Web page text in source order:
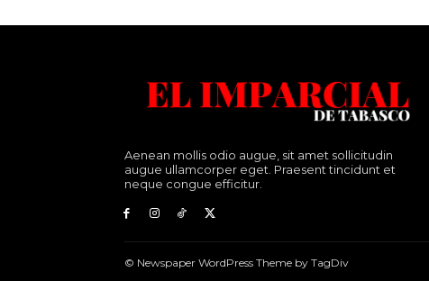
Aenean mollis odio augue, sit amet sollicitudin
augue ullamcorper eget. Praesent tincidunt et
neque congue efficitur.
© Newspaper WordPress Theme by TagDiv